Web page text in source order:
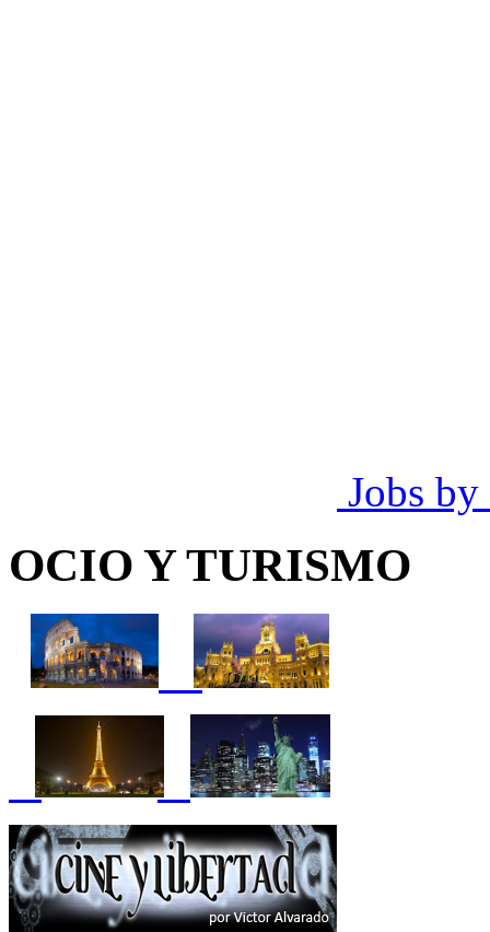
Jobs by
OCIO Y TURISMO